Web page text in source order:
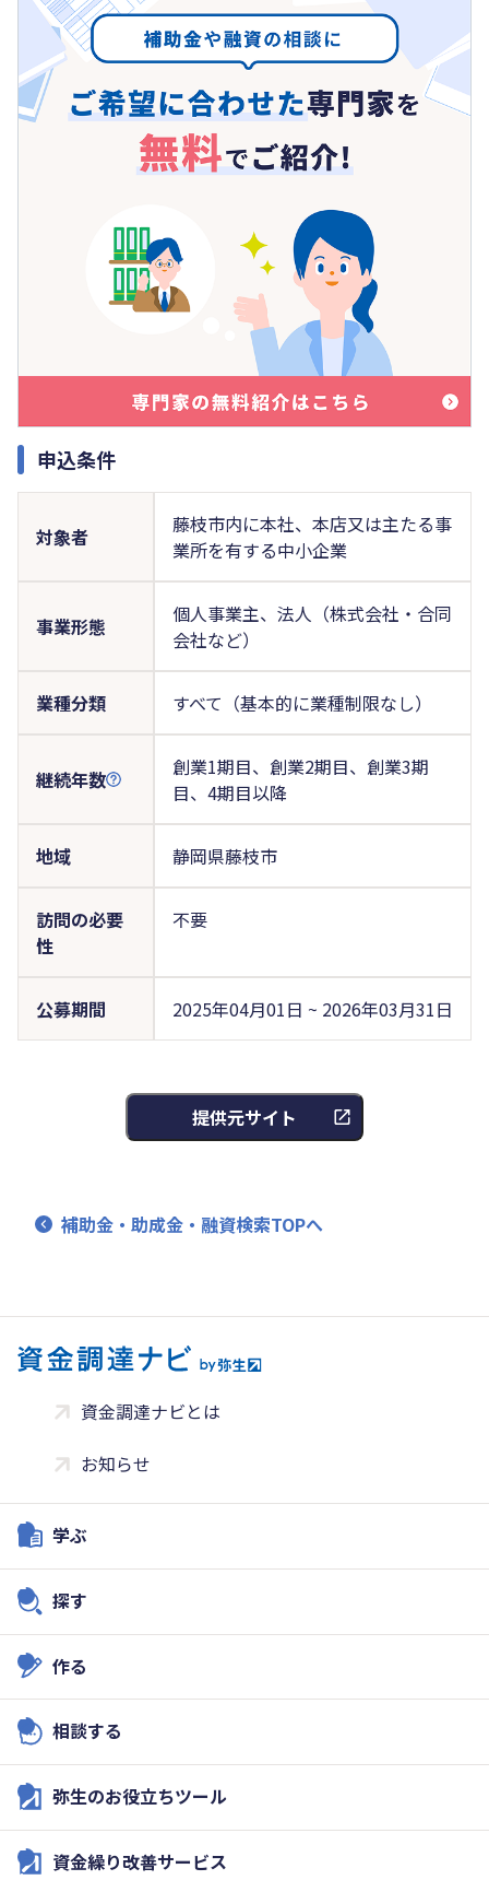
申込条件
対象者
藤枝市内に本社、本店又は主たる事
業所を有する中小企業
事業形態
個人事業主、法人（株式会社・合同
会社など）
業種分類 すべて（基本的に業種制限なし）
継続年数
創業1期目、創業2期目、創業3期
目、4期目以降
地域 静岡県藤枝市
訪問の必要
性
不要
公募期間 2025年04月01日 ~ 2026年03月31日
提供元サイト
補助金・助成金・融資検索TOPへ
資金調達ナビとは
お知らせ
学ぶ
探す
作る
相談する
弥生のお役立ちツール
資金繰り改善サービス